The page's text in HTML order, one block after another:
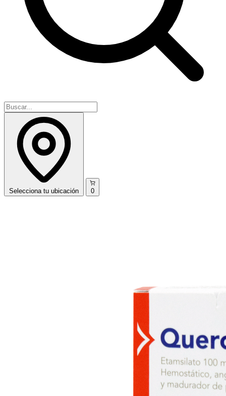
Selecciona tu ubicación 0